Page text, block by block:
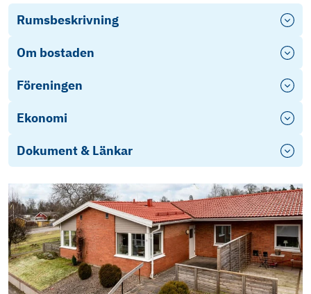
Rumsbeskrivning
Om bostaden
Föreningen
Ekonomi
Dokument & Länkar
Energideklaration-939564 (1)
Årsredovisning-HSB Brf Bosebygd i Mullsj
4061 Bosebygd Normalstadgar 2023 (1)